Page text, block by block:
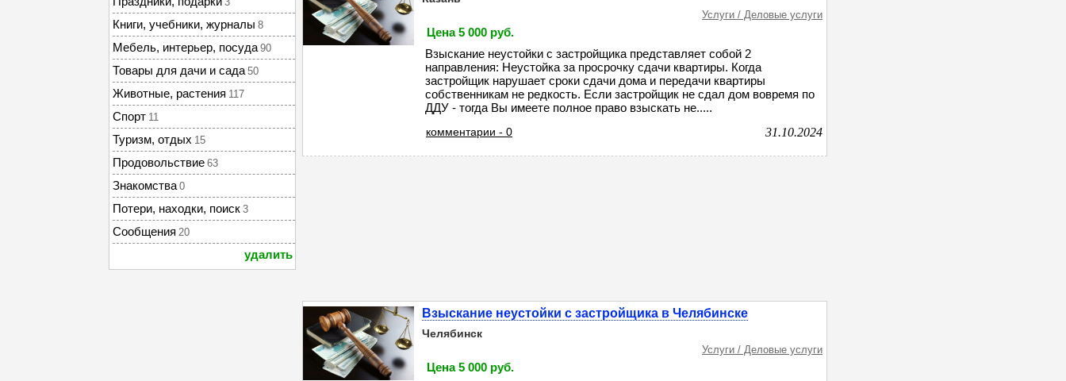
Книги, учебники, журналы 8
Мебель, интерьер, посуда 90
Товары для дачи и сада 50
Животные, растения 117
Спорт 11
Туризм, отдых 15
Продовольствие 63
Знакомства 0
Потери, находки, поиск 3
Сообщения 20
удалить
Услуги / Деловые услуги
Цена 5 000 руб.
Взыскание неустойки с застройщика представляет собой 2
направления: Неустойка за просрочку сдачи квартиры. Когда
застройщик нарушает сроки сдачи дома и передачи квартиры
собственникам не редкость. Если застройщик не сдал дом вовремя по
ДДУ - тогда Вы имеете полное право взыскать не.....
комментарии - 0 31.10.2024
Взыскание неустойки с застройщика в Челябинске
Челябинск
Услуги / Деловые услуги
Цена 5 000 руб.